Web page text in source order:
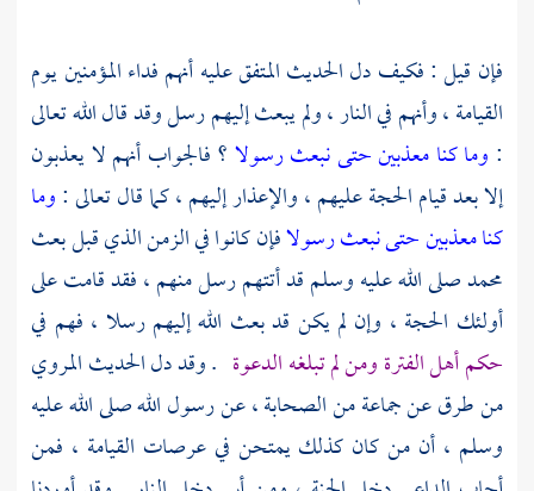
فإن قيل : فكيف دل الحديث المتفق عليه أنهم فداء المؤمنين يوم
القيامة ، وأنهم في النار ، ولم يبعث إليهم رسل وقد قال الله تعالى
: وما كنا معذبين حتى نبعث رسولا؟ فالجواب أنهم لا يعذبون
إلا بعد قيام الحجة عليهم ، والإعذار إليهم ، كما قال تعالى :وما
كنا معذبين حتى نبعث رسولافإن كانوا في الزمن الذي قبل بعث
محمدصلى الله عليه وسلم قد أتتهم رسل منهم ، فقد قامت على
أولئك الحجة ، وإن لم يكن قد بعث الله إليهم رسلا ، فهم في
حكم أهل الفترة ومن لم تبلغه الدعوة . وقد دل الحديث المروي
من طرق عن جماعة من الصحابة ، عن رسول الله صلى الله عليه
وسلم ، أن من كان كذلك يمتحن في عرصات القيامة ، فمن